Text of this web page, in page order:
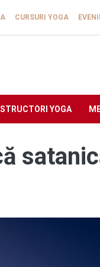
CURSURI YOGA
YOGA